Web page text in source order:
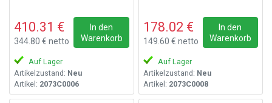
410.31 €
344.80 € netto
In den
Warenkorb
Auf Lager
Artikelzustand: Neu
Artikel: 2073C0006
178.02 €
149.60 € netto
In den
Warenkorb
Auf Lager
Artikelzustand: Neu
Artikel: 2073C0008